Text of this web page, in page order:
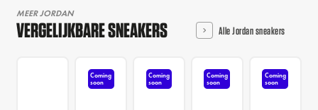
MEER JORDAN
VERGELIJKBARE SNEAKERS Alle Jordan sneakers
Coming
soon
Coming
soon
Coming
soon
Coming
soon